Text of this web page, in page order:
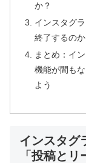
か？
インスタグ
終了するのか
まとめ：イ
機能が間も
よう
インスタグ
「投稿と